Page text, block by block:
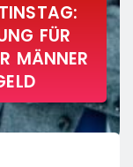
FÜR
MÄNNER